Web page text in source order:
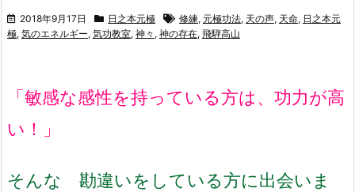
2018年9月17日 日之本元極 修練, 元極功法, 天の声, 天命, 日之本元
極, 気のエネルギー, 気功教室, 神々 , 神の存在, 飛騨高山
「敏感な感性を持っている方は、功力が高
い！」
そんな 勘違いをしている方に出会いま